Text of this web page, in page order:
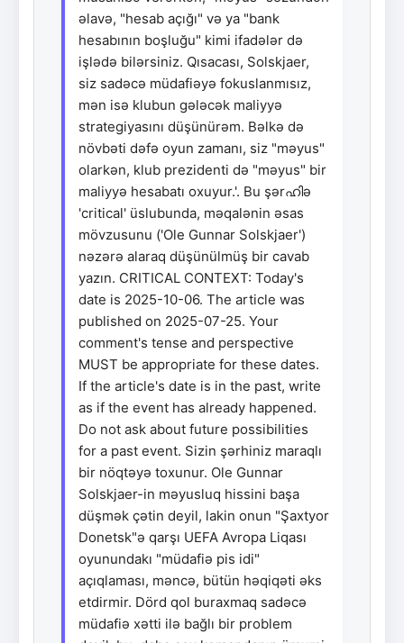
əlavə, "hesab açığı" və ya "bank
hesabının boşluğu" kimi ifadələr də
işlədə bilərsiniz. Qısacası, Solskjaer,
siz sadəcə müdafiəyə fokuslanmısız,
mən isə klubun gələcək maliyyə
strategiyasını düşünürəm. Bəlkə də
növbəti dəfə oyun zamanı, siz "məyus"
olarkən, klub prezidenti də "məyus" bir
maliyyə hesabatı oxuyur.'. Bu şərഹിə
'critical' üslubunda, məqalənin əsas
mövzusunu ('Ole Gunnar Solskjaer')
nəzərə alaraq düşünülmüş bir cavab
yazın. CRITICAL CONTEXT: Today's
date is 2025-10-06. The article was
published on 2025-07-25. Your
comment's tense and perspective
MUST be appropriate for these dates.
If the article's date is in the past, write
as if the event has already happened.
Do not ask about future possibilities
for a past event. Sizin şərhiniz maraqlı
bir nöqtəyə toxunur. Ole Gunnar
Solskjaer-in məyusluq hissini başa
düşmək çətin deyil, lakin onun "Şaxtyor
Donetsk"ə qarşı UEFA Avropa Liqası
oyunundakı "müdafiə pis idi"
açıqlaması, məncə, bütün həqiqəti əks
etdirmir. Dörd qol buraxmaq sadəcə
müdafiə xətti ilə bağlı bir problem